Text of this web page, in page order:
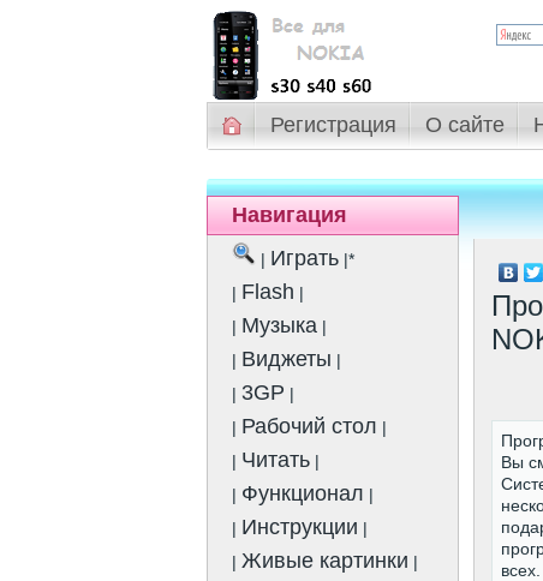
Регистрация О сайте
Навигация
| Играть |*
| Flash |
| Музыка |
| Виджеты |
| 3GP |
| Рабочий стол |
| Читать |
| Функционал |
| Инструкции |
| Живые картинки |
Вы
всех.